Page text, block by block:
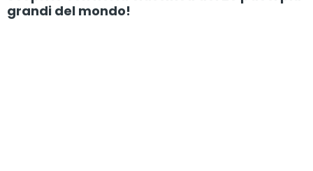
grandi del mondo!